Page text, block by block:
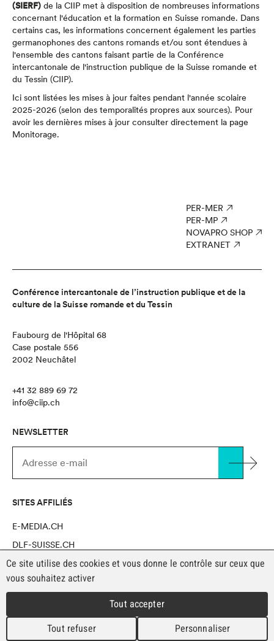
(SIERF) de la CIIP met à disposition de nombreuses informations
concernant l'éducation et la formation en Suisse romande. Dans
certains cas, les informations concernent également les parties
germanophones des cantons romands et/ou sont étendues à
l'ensemble des cantons faisant partie de la Conférence
intercantonale de l'instruction publique de la Suisse romande et
du Tessin (CIIP).
Ici sont listées les mises à jour faites pendant l'année scolaire
2025-2026 (selon des temporalités propres aux sources). Pour
avoir les dernières mises à jour consulter directement la page
Monitorage.
PER-MER
PER-MP
NOVAPRO SHOP
EXTRANET
Conférence intercantonale de l’instruction publique et de la
culture de la Suisse romande et du Tessin
Faubourg de l'Hôpital 68
Case postale 556
2002 Neuchâtel
+41 32 889 69 72
info@ciip.ch
NEWSLETTER
SITES AFFILIÉS
E-MEDIA.CH
DLF-SUISSE.CH
NOVAPRO SHOP
Copyright CIIP 2026
Ce site utilise des cookies et vous donne le contrôle sur ceux que
vous souhaitez activer
Tout accepter
Tout refuser Personnaliser